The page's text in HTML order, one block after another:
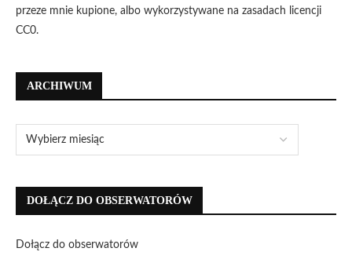
przeze mnie kupione, albo wykorzystywane na zasadach licencji
CC0.
ARCHIWUM
DOŁĄCZ DO OBSERWATORÓW
Dołącz do obserwatorów